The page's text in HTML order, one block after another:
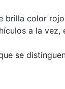
brilla color
a la vez,
se